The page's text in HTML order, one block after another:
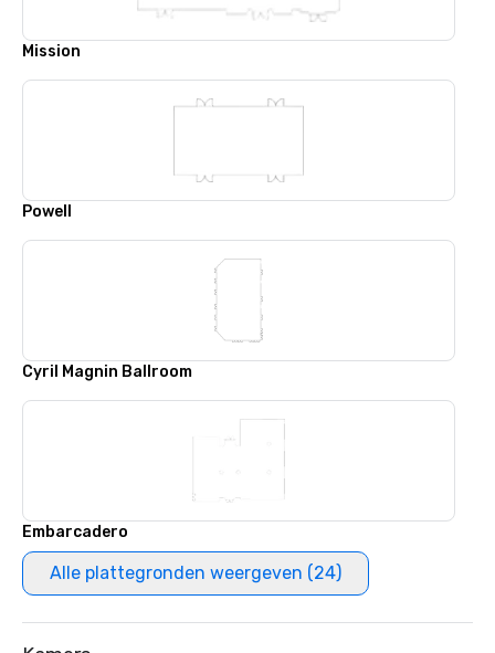
Mission
Powell
Cyril Magnin Ballroom
Embarcadero
Alle plattegronden weergeven (24)